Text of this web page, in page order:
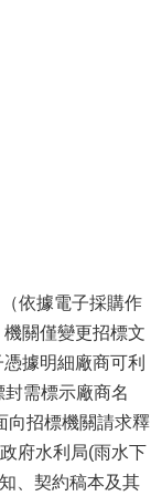
依據電子採購作
關僅變更招標文
據明細廠商可利
需標示廠商名
向招標機關請求釋
府水利局(雨水下
、契約稿本及其